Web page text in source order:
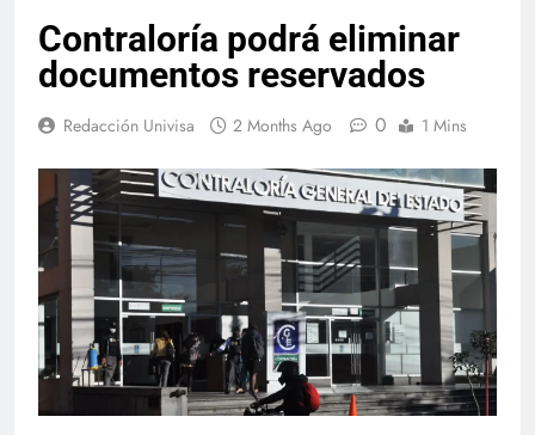
Contraloría podrá eliminar
documentos reservados
Redacción Univisa 2 Months Ago 0 1 Mins